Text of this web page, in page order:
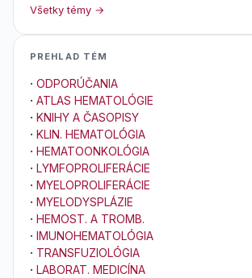
Všetky témy →
PREHLAD TÉM
· ODPORÚČANIA
· ATLAS HEMATOLÓGIE
· KNIHY A ČASOPISY
· KLIN. HEMATOLÓGIA
· HEMATOONKOLÓGIA
· LYMFOPROLIFERÁCIE
· MYELOPROLIFERÁCIE
· MYELODYSPLÁZIE
· HEMOST. A TROMB.
· IMUNOHEMATOLÓGIA
· TRANSFUZIOLÓGIA
· LABORAT. MEDICÍNA